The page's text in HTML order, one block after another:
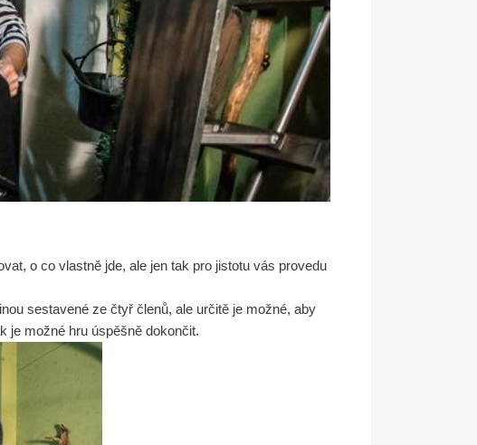
o co vlastně jde, ale jen tak pro jistotu vás provedu
sestavené ze čtyř členů, ale určitě je možné, aby
je možné hru úspěšně dokončit.